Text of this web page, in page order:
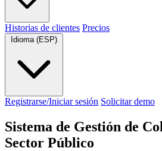
Historias de clientes Precios
Idioma (ESP)
Registrarse/Iniciar sesión Solicitar demo
Sistema de Gestión de
Sector Público